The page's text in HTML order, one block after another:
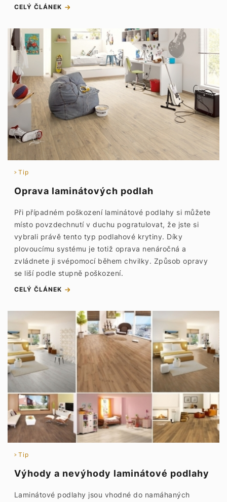
CELÝ ČLÁNEK
Tip
Oprava laminátových podlah
Při případném poškození laminátové podlahy si můžete
místo povzdechnutí v duchu pogratulovat, že jste si
vybrali právě tento typ podlahové krytiny. Díky
plovoucímu systému je totiž oprava nenáročná a
zvládnete ji svépomocí během chvilky. Způsob opravy
se liší podle stupně poškození.
CELÝ ČLÁNEK
Tip
Výhody a nevýhody laminátové podlahy
Laminátové podlahy jsou vhodné do namáhaných